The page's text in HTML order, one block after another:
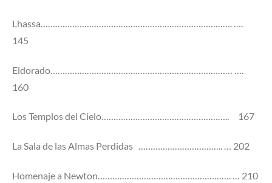
Lhassa……………………………………………………………………. ….
145
Eldorado………………………………………………………………… ….
160
Los Templos del Cielo…………………………………………….. 167
La Sala de las Almas Perdidas …………………………….. … 202
Homenaje a Newton………………………………………………. … 210